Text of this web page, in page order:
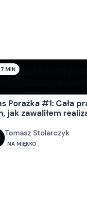
7 MIN
Porażka #1: Cała
jak zawaliłem
typu SaaS (i co
zyskać)
Tomasz Stolarczyk
NA MIĘKKO